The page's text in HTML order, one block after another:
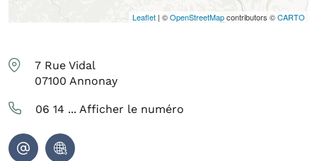
Leaflet | ©OpenStreetMapcontributors ©CARTO
7 Rue Vidal
07100 Annonay
06 14 ... Afficher le numéro